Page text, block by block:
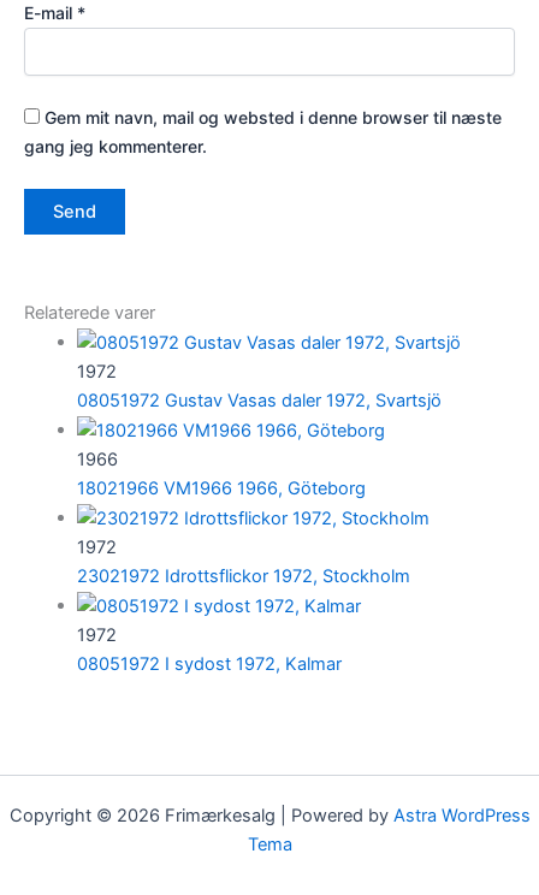
E-mail *
Gem mit navn, mail og websted i denne browser til næste
gang jeg kommenterer.
Relaterede varer
1972
08051972 Gustav Vasas daler 1972, Svartsjö
1966
18021966 VM1966 1966, Göteborg
1972
23021972 Idrottsflickor 1972, Stockholm
1972
08051972 I sydost 1972, Kalmar
Copyright © 2026 Frimærkesalg | Powered by Astra WordPress
Tema